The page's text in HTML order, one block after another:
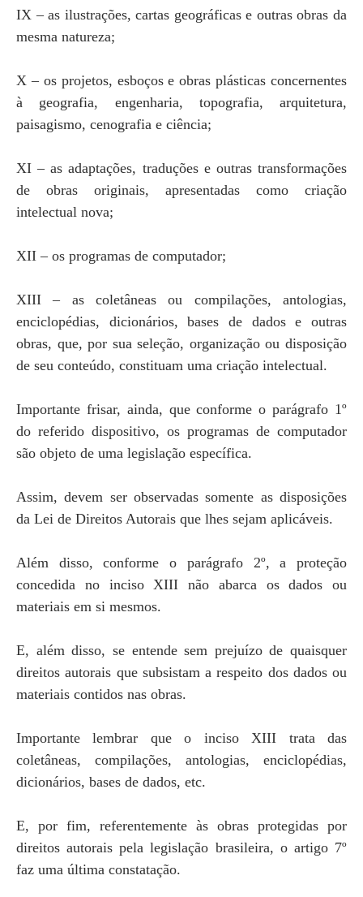
IX – as ilustrações, cartas geográficas e outras obras da
mesma natureza;
X – os projetos, esboços e obras plásticas concernentes
à geografia, engenharia, topografia, arquitetura,
paisagismo, cenografia e ciência;
XI – as adaptações, traduções e outras transformações
de obras originais, apresentadas como criação
intelectual nova;
XII – os programas de computador;
XIII – as coletâneas ou compilações, antologias,
enciclopédias, dicionários, bases de dados e outras
obras, que, por sua seleção, organização ou disposição
de seu conteúdo, constituam uma criação intelectual.
Importante frisar, ainda, que conforme o parágrafo 1º
do referido dispositivo, os programas de computador
são objeto de uma legislação específica.
Assim, devem ser observadas somente as disposições
da Lei de Direitos Autorais que lhes sejam aplicáveis.
Além disso, conforme o parágrafo 2º, a proteção
concedida no inciso XIII não abarca os dados ou
materiais em si mesmos.
E, além disso, se entende sem prejuízo de quaisquer
direitos autorais que subsistam a respeito dos dados ou
materiais contidos nas obras.
Importante lembrar que o inciso XIII trata das
coletâneas, compilações, antologias, enciclopédias,
dicionários, bases de dados, etc.
E, por fim, referentemente às obras protegidas por
direitos autorais pela legislação brasileira, o artigo 7º
faz uma última constatação.